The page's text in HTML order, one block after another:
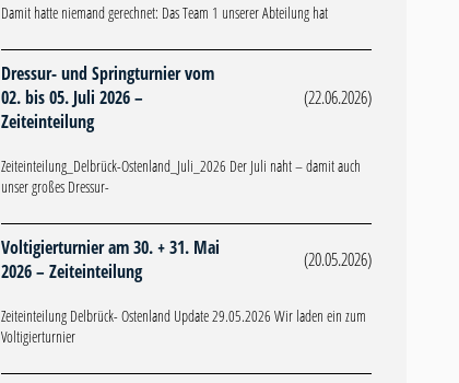
Damit hatte niemand gerechnet: Das Team 1 unserer Abteilung hat
Dressur- und Springturnier vom
02. bis 05. Juli 2026 –
Zeiteinteilung
(22.06.2026)
Zeiteinteilung_Delbrück-Ostenland_Juli_2026 Der Juli naht – damit auch
unser großes Dressur-
Voltigierturnier am 30. + 31. Mai
2026 – Zeiteinteilung
(20.05.2026)
Zeiteinteilung Delbrück- Ostenland Update 29.05.2026 Wir laden ein zum
Voltigierturnier